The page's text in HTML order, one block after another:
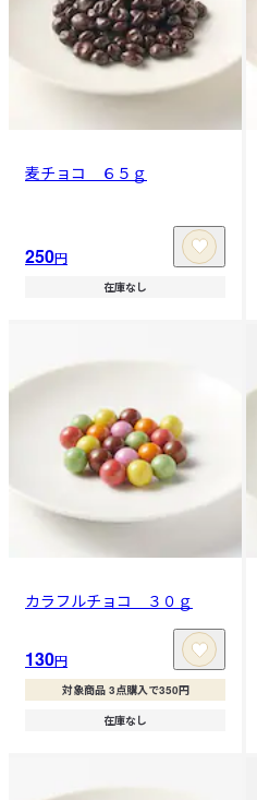
麦チョコ ６５ｇ
250円
在庫なし
カラフルチョコ ３０ｇ
130円
対象商品 3点購入で350円
在庫なし